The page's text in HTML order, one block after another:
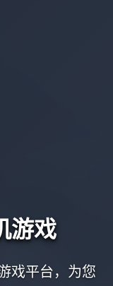
游戏
戏平台，为您